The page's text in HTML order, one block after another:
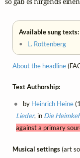
Available sung texts:
• L. Rottenberg
About the headline
Text Authorship:
by Heinrich Heine
Lieder, in Die
against a primary
Musical settings(art